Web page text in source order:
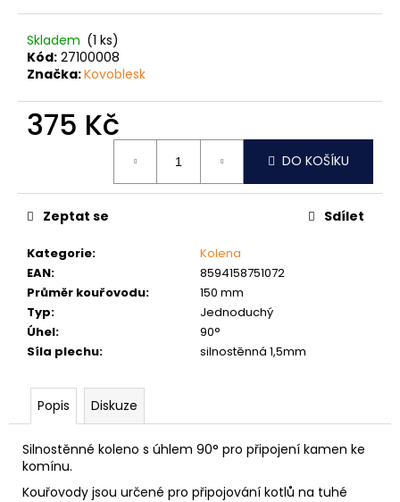
Skladem (1 ks)
Kód: 27100008
Značka:Kovoblesk
375 Kč
DO KOŠÍKU
Kategorie:
Kolena
EAN:
8594158751072
Průměr kouřovodu:
150 mm
Typ:
Jednoduchý
Úhel:
90°
Síla plechu: silnostěnná 1,5mm
Zeptat se Sdílet
Popis Diskuze
Silnostěnné koleno s úhlem 90° pro připojení kamen ke
komínu.
Kouřovody jsou určené pro připojování kotlů na tuhé
D
o
p
o
u
č
e
m
PODLOŽKA
PÉROVÁ
ČTVERCOVÁ
NEREZ
0,10